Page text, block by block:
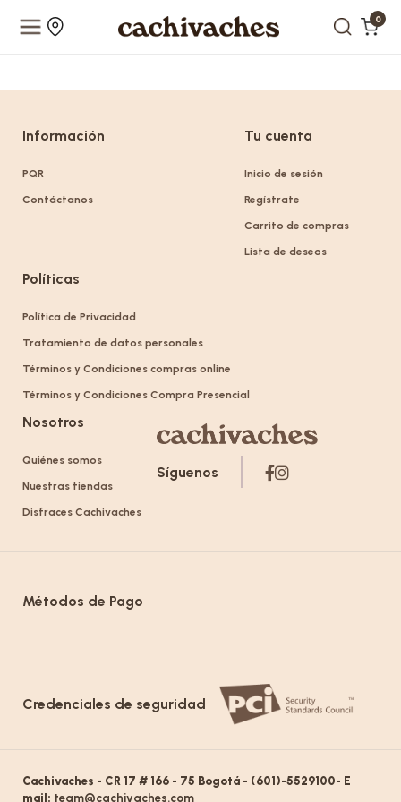
0
Información
PQR
Contáctanos
Tu cuenta
Inicio de sesión
Regístrate
Carrito de compras
Lista de deseos
Políticas
Política de Privacidad
Tratamiento de datos personales
Términos y Condiciones compras online
Términos y Condiciones Compra Presencial
Nosotros
Quiénes somos
Nuestras tiendas
Disfraces Cachivaches
Síguenos
Métodos de Pago
Credenciales de seguridad
Cachivaches - CR 17 # 166 - 75 Bogotá - (601)-5529100- E
mail: team@cachivaches.com